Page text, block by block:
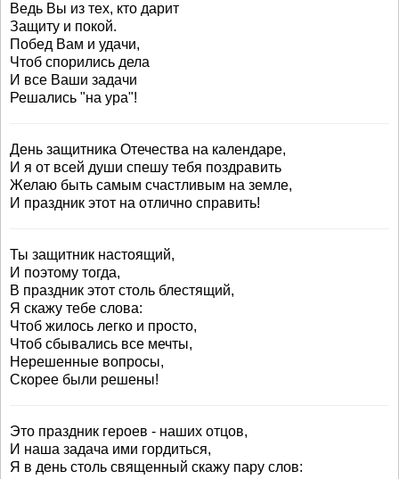
Ведь Вы из тех, кто дарит
Защиту и покой.
Побед Вам и удачи,
Чтоб спорились дела
И все Ваши задачи
Решались "на ура"!
День защитника Отечества на календаре,
И я от всей души спешу тебя поздравить
Желаю быть самым счастливым на земле,
И праздник этот на отлично справить!
Ты защитник настоящий,
И поэтому тогда,
В праздник этот столь блестящий,
Я скажу тебе слова:
Чтоб жилось легко и просто,
Чтоб сбывались все мечты,
Нерешенные вопросы,
Скорее были решены!
Это праздник героев - наших отцов,
И наша задача ими гордиться,
Я в день столь священный скажу пару слов: